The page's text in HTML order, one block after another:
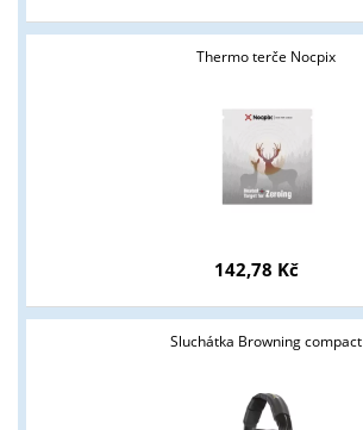
Thermo terče Nocpix
142,78 Kč
Sluchátka Browning compact